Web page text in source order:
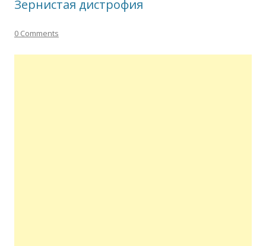
Зернистая дистрофия
0 Comments